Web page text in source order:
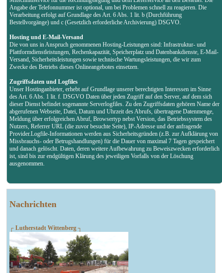
Nachrichten
┌ Lutherstadt Wittenberg ┐
Angabe der Telefonnummer ist optional, um bei Problemen schnell zu reagieren. Die
Verarbeitung erfolgt auf Grundlage des Art. 6 Abs. 1 lit. b (Durchführung
Bestellvorgänge) und c (Gesetzlich erforderliche Archivierung) DSGVO.
Hosting und E-Mail-Versand
Die von uns in Anspruch genommenen Hosting-Leistungen sind: Infrastruktur- und
Plattformdienstleistungen, Rechenkapazität, Speicherplatz und Datenbankdienste, E-Mail-
Versand, Sicherheitsleistungen sowie technische Wartungsleistungen, die wir zum
Zwecke des Betriebs dieses Onlineangebotes einsetzen.
Zugriffsdaten und Logfiles
Unser Hostinganbieter, erhebt auf Grundlage unserer berechtigten Interessen im Sinne
des Art. 6 Abs. 1 lit. f. DSGVO Daten über jeden Zugriff auf den Server, auf dem sich
dieser Dienst befindet sogenannte Serverlogfiles. Zu den Zugriffsdaten gehören Name der
abgerufenen Webseite, Datei, Datum und Uhrzeit des Abrufs, übertragene Datenmenge,
Meldung über erfolgreichen Abruf, Browsertyp nebst Version, das Betriebssystem des
Nutzers, Referrer URL (die zuvor besuchte Seite), IP-Adresse und der anfragende
Provider.Logfile-Informationen werden aus Sicherheitsgründen (z.B. zur Aufklärung von
Missbrauchs- oder Betrugshandlungen) für die Dauer von maximal 7 Tagen gespeichert
und danach gelöscht. Daten, deren weitere Aufbewahrung zu Beweiszwecken erforderlich
ist, sind bis zur endgültigen Klärung des jeweiligen Vorfalls von der Löschung
ausgenommen.